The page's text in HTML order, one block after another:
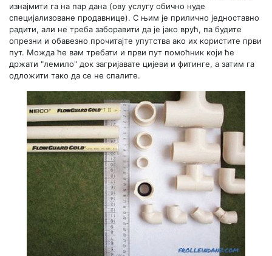
изнајмити га на пар дана (ову услугу обично нуде
специјализоване продавнице). С њим је прилично једноставно
радити, али не треба заборавити да је јако врућ, па будите
опрезни и обавезно прочитајте упутства ако их користите први
пут. Можда ће вам требати и први пут помоћник који ће
држати "лемило" док загријавате цијеви и фитинге, а затим га
одложити тако да се не спалите.